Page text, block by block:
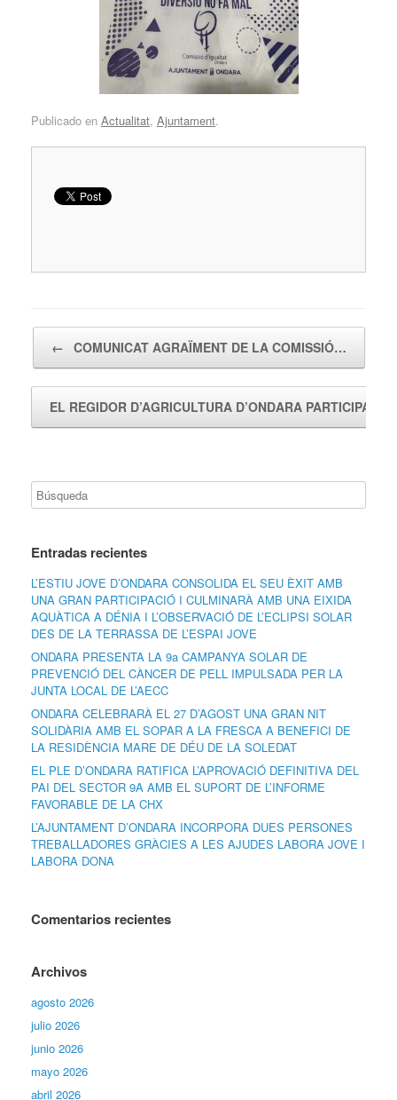
Publicado en Actualitat, Ajuntament.
← COMUNICAT AGRAÏMENT DE LA COMISSIÓ…
EL REGIDOR D’AGRICULTURA D’ONDARA PARTICIPA…
Entradas recientes
L’ESTIU JOVE D’ONDARA CONSOLIDA EL SEU ÈXIT AMB
UNA GRAN PARTICIPACIÓ I CULMINARÀ AMB UNA EIXIDA
AQUÀTICA A DÉNIA I L’OBSERVACIÓ DE L’ECLIPSI SOLAR
DES DE LA TERRASSA DE L’ESPAI JOVE
ONDARA PRESENTA LA 9a CAMPANYA SOLAR DE
PREVENCIÓ DEL CÀNCER DE PELL IMPULSADA PER LA
JUNTA LOCAL DE L’AECC
ONDARA CELEBRARÀ EL 27 D’AGOST UNA GRAN NIT
SOLIDÀRIA AMB EL SOPAR A LA FRESCA A BENEFICI DE
LA RESIDÈNCIA MARE DE DÉU DE LA SOLEDAT
EL PLE D’ONDARA RATIFICA L’APROVACIÓ DEFINITIVA DEL
PAI DEL SECTOR 9A AMB EL SUPORT DE L’INFORME
FAVORABLE DE LA CHX
L’AJUNTAMENT D’ONDARA INCORPORA DUES PERSONES
TREBALLADORES GRÀCIES A LES AJUDES LABORA JOVE I
LABORA DONA
Comentarios recientes
Archivos
agosto 2026
julio 2026
junio 2026
mayo 2026
abril 2026